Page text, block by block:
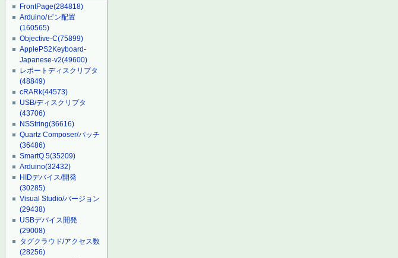
FrontPage(284818)
Arduino/ピン配置
(160565)
Objective-C(75899)
ApplePS2Keyboard-
Japanese-v2(49600)
レポートディスクリプタ
(48849)
cRARk(44573)
USB/ディスクリプタ
(43706)
NSString(36616)
Quartz Composer/パッチ
(36486)
SmartQ 5(35209)
Arduino(32432)
HIDデバイス/開発
(30285)
Visual Studio/バージョン
(29438)
USBデバイス開発
(29008)
タグクラウド/アクセス数
(28256)